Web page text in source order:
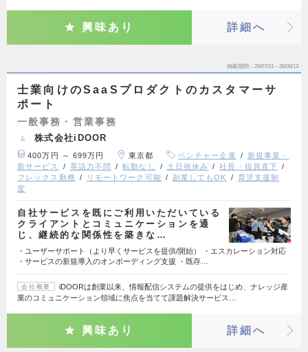
興味あり 詳細へ
掲載期間 26/07/31～26/08/13
士業向けのSaaSプロダクトのカスタマーサ
ポート
一般事務・営業事務
株式会社iDOOR
400万円 ～ 699万円 東京都 ベンチャー企業
新規事業・
新サービス
英語力不問 転勤なし 土日祝休み
社長・役員直下
フレックス勤務
リモートワーク可能 副業してもOK
育児支援制
度
自社サービスを既にご利用いただいている
クライアントとコミュニケーションを通
じ、継続的な関係性を築きな…
・ユーザーサポート（より早くサービスを提供/開始） ・エスカレーション対応
・サービスの新規導入のオンボーディング支援 ・既存…
会社概要
iDOORは創業以来、情報配信システムの提供をはじめ、ナレッジ産
業のコミュニケーション領域に焦点を当てて課題解決サービス…
興味あり 詳細へ